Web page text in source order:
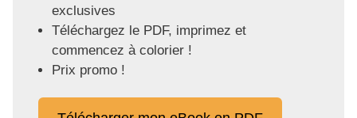
exclusives
Téléchargez le PDF, imprimez et
commencez à colorier !
Prix promo !